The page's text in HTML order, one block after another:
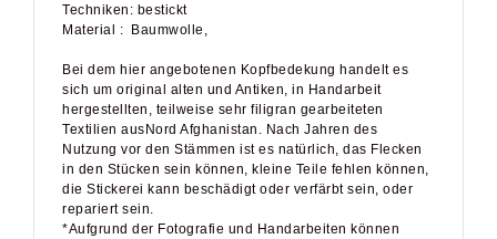
Techniken: bestickt
Material : Baumwolle,
Bei dem hier angebotenen Kopfbedekung handelt es
sich um original alten und Antiken, in Handarbeit
hergestellten, teilweise sehr filigran gearbeiteten
Textilien ausNord Afghanistan. Nach Jahren des
Nutzung vor den Stämmen ist es natürlich, das Flecken
in den Stücken sein können, kleine Teile fehlen können,
die Stickerei kann beschädigt oder verfärbt sein, oder
repariert sein.
*Aufgrund der Fotografie und Handarbeiten können